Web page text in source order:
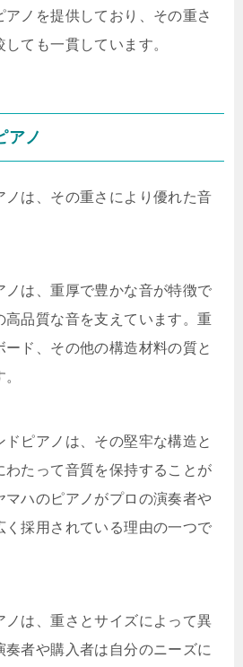
ノを提供しており、その重さ
ても一貫しています。
アノ
ノは、その重さにより優れた音
ノは、重厚で豊かな音が特徴で
高品質な音を支えています。重
ード、その他の構造材料の質と
ドピアノは、その堅牢な構造と
わたって音質を保持することが
マハのピアノがプロの演奏者や
く採用されている理由の一つで
ノは、重さとサイズによって異
奏者や購入者は自分のニーズに